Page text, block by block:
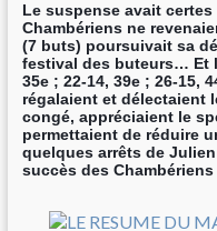
Le suspense avait
Chambériens ne
(7 buts) poursuivait sa
festival des buteurs… Et
35e ; 22-14, 39e ; 26-15,
régalaient et délectaient
congé, appréciaient le
permettaient de réduire
quelques arrêts de
succès des